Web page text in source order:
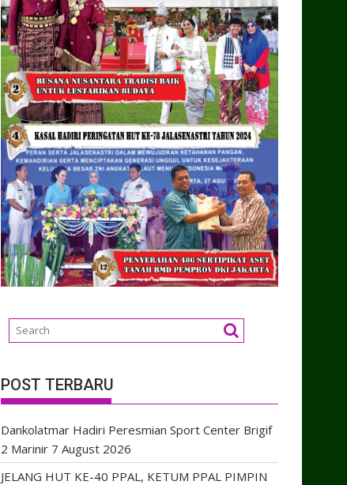
POST TERBARU
Dankolatmar Hadiri Peresmian Sport Center Brigif
2 Marinir 7 August 2026
JELANG HUT KE-40 PPAL, KETUM PPAL PIMPIN